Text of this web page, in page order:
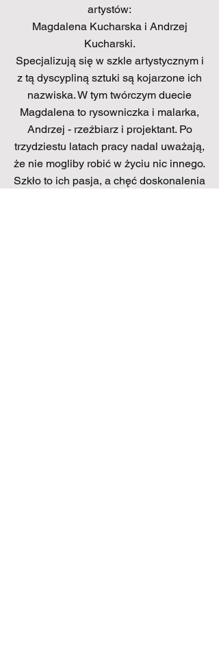
artystów:
Magdalena Kucharska i Andrzej
Kucharski.
Specjalizują się w szkle artystycznym i
z tą dyscypliną sztuki są kojarzone ich
nazwiska. W tym twórczym duecie
Magdalena to rysowniczka i malarka,
Andrzej - rzeźbiarz i projektant. Po
trzydziestu latach pracy nadal uważają,
że nie mogliby robić w życiu nic innego.
Szkło to ich pasja, a chęć doskonalenia